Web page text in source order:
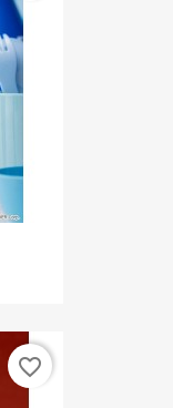
favorite_border